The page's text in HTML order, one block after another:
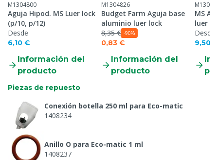
M1304800
Aguja Hipod. MS Luer lock
(p/10, p/12)
Desde
6,10 €
Información del
producto
M1304826
Budget Farm Aguja base
aluminio luer lock
8,35 € -90%
0,83 €
Información del
producto
MS
luer
Desde
9,50 €
Piezas de repuesto
Conexión botella 250 ml para Eco-matic
1408234
Anillo O para Eco-matic 1 ml
1408237